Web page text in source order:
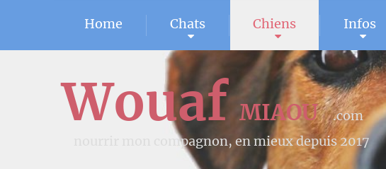
Home Chats Chiens Infos
WouafMIAOU
.com
nourrir mon compagnon, en mieux depuis 2017